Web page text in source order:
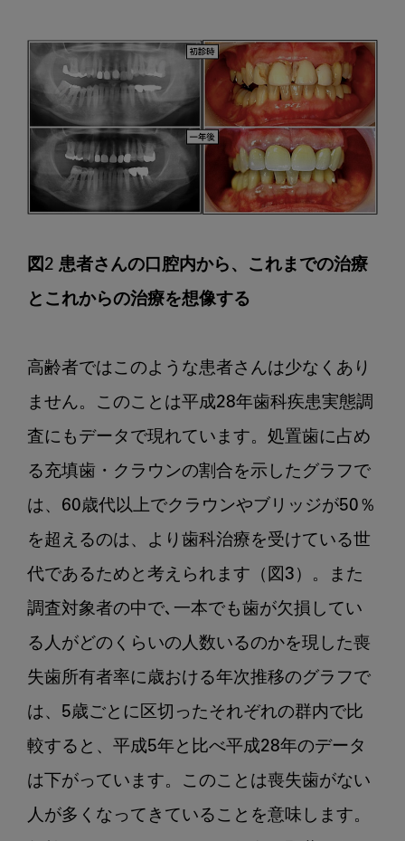
図2 患者さんの口腔内から、これまでの治療
とこれからの治療を想像する
高齢者ではこのような患者さんは少なくあり
ません。このことは平成28年歯科疾患実態調
査にもデータで現れています。処置歯に占め
る充填歯・クラウンの割合を示したグラフで
は、60歳代以上でクラウンやブリッジが50％
を超えるのは、より歯科治療を受けている世
代であるためと考えられます（図3）。また
調査対象者の中で､一本でも歯が欠損してい
る人がどのくらいの人数いるのかを現した喪
失歯所有者率に歳おける年次推移のグラフで
は、5歳ごとに区切ったそれぞれの群内で比
較すると、平成5年と比べ平成28年のデータ
は下がっています。このことは喪失歯がない
人が多くなってきていることを意味します。